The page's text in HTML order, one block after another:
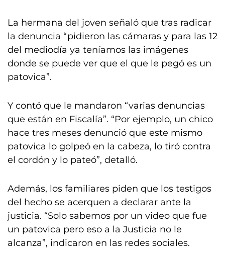
La hermana del joven señaló que tras radicar
la denuncia “pidieron las cámaras y para las 12
del mediodía ya teníamos las imágenes
donde se puede ver que el que le pegó es un
patovica”.
Y contó que le mandaron “varias denuncias
que están en Fiscalía”. “Por ejemplo, un chico
hace tres meses denunció que este mismo
patovica lo golpeó en la cabeza, lo tiró contra
el cordón y lo pateó”, detalló.
Además, los familiares piden que los testigos
del hecho se acerquen a declarar ante la
justicia. “Solo sabemos por un video que fue
un patovica pero eso a la Justicia no le
alcanza”, indicaron en las redes sociales.